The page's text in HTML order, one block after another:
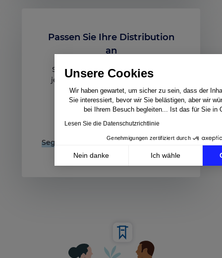
Unsere Cookies
Wir haben gewartet, um sicher zu sein, dass der
Sie interessiert, bevor wir Sie belästigen, aber wir
bei Ihrem Besuch begleiten... Ist das für Sie in
Lesen Sie die Datenschutzrichtlinie
Genehmigungen zertifiziert durch
Nein danke Ich wähle
Passen Sie Ihre Distribution
an
Sie können die Produkte, die bei
jedem Ihrer Partner sichtbar sein
sollen, gezielt auswählen oder
ausschließen (Marktplätze,
Preisvergleiche, Retargeting,
Verlinkung …) und die
Segmentierung Ihres Produktkatalogs
automatisieren